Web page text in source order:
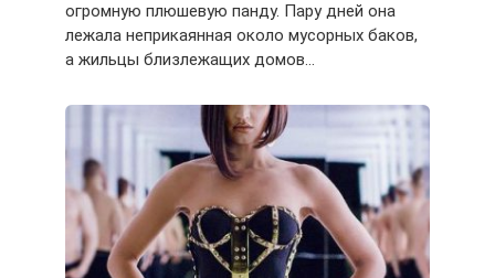
огромную плюшевую панду. Пару дней она
лежала неприкаянная около мусорных баков,
а жильцы близлежащих домов…